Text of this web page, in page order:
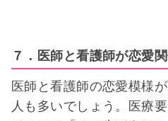
７．医師と看護師が恋愛
医師と看護師の恋愛模様
人も多いでしょう。医療